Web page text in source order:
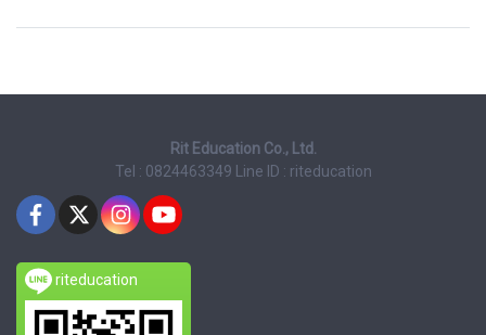
Rit Education Co., Ltd.
Tel : 0824463349
Line ID : riteducation
riteducation